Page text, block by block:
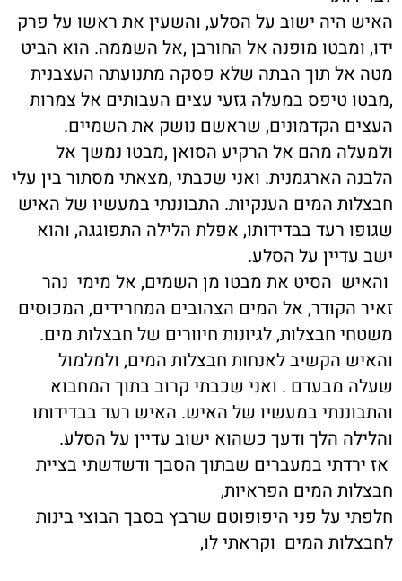
האיש היה ישוב על הסלע, והשעין את ראשו על פרק
ידו, ומבטו מופנה אל החורבן ,אל השממה. הוא הביט
מטה אל תוך הבתה שלא פסקה מתנועתה העצבנית
,מבטו טיפס במעלה גזעי עצים העבותים אל צמרות
העצים הקדמונים, שראשם נושק את השמיים.
ולמעלה מהם אל הרקיע הסואן ,מבטו נמשך אל
הלבנה הארגמנית. ואני שכבתי ,מצאתי מסתור בין עלי
חבצלות המים הענקיות. התבוננתי במעשיו של האיש
שגופו רעד בבדידותו, אפלת הלילה התפוגגה, והוא
ישב עדיין על הסלע.
והאיש הסיט את מבטו מן השמים, אל מימי נהר
זאיר הקודר, אל המים הצהובים המחרידים, המכוסים
משטחי חבצלות, לגיונות חיוורים של חבצלות מים.
והאיש הקשיב לאנחות חבצלות המים, ולמלמול
שעלה מבעדם . ואני שכבתי קרוב בתוך המחבוא
והתבוננתי במעשיו של האיש. האיש רעד בבדידותו
והלילה הלך ודעך כשהוא ישוב עדיין על הסלע.
אז ירדתי במעברים שבתוך הסבך ודשדשתי בציית
חבצלות המים הפראיות,
חלפתי על פני היפופוטם שרבץ בסבך הבוצי בינות
לחבצלות המים וקראתי לו,